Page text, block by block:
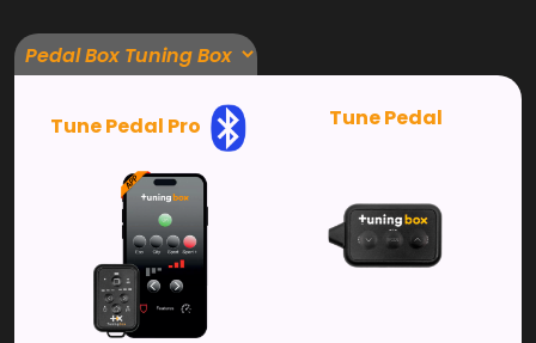
Tune Pedal Pro Tune Pedal